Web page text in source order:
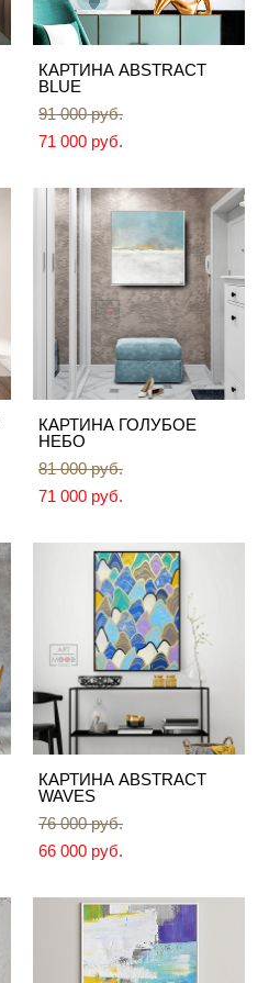
КАРТИНА ABSTRACT
BLUE
91 000 pуб.
71 000 pуб.
КАРТИНА ГОЛУБОЕ
НЕБО
81 000 pуб.
71 000 pуб.
КАРТИНА ABSTRACT
WAVES
76 000 pуб.
66 000 pуб.